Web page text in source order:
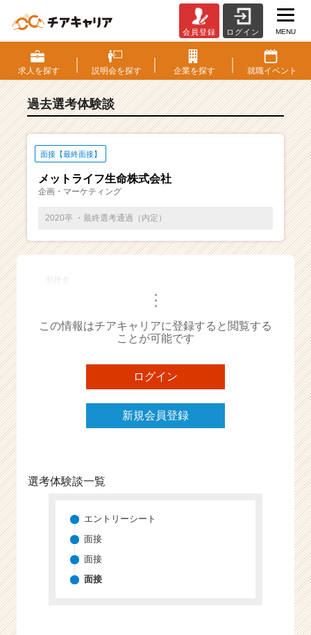
S・
選
考
験
ベ
ン
チ
ー・
成
ら
ス
ト
が
届
く
チ
会員登録 ログイン MENU
求人を探す 説明会を探す 企業を探す 就職イベント
過去選考体験談
面接【最終面接】
メットライフ生命株式会社
企画・マーケティング
2020卒 ・最終選考通過（内定）
面接名
・・・
この情報はチアキャリアに登録すると閲覧する
ことが可能です
ログイン
新規会員登録
選考体験談一覧
エントリーシート
面接
面接
面接